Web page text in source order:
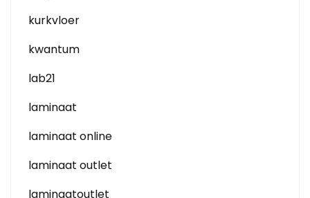
kurkvloer
kwantum
lab21
laminaat
laminaat online
laminaat outlet
laminaatoutlet